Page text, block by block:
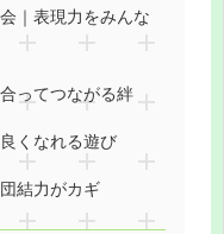
｜表現力をみんな
ってつながる絆
くなれる遊び
結力がカギ